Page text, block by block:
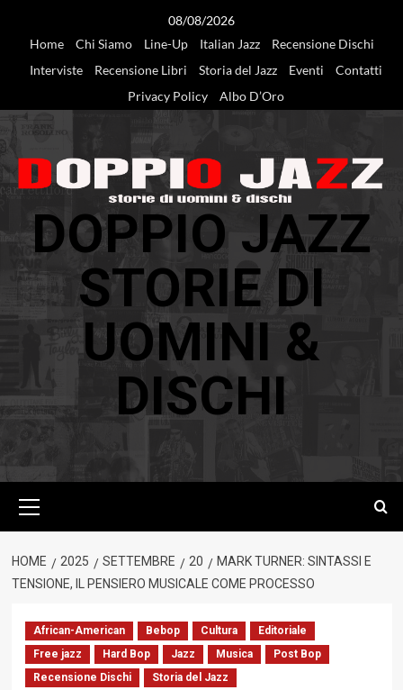
08/08/2026
Home
Chi Siamo Line-Up Italian Jazz
Recensione Dischi
Interviste
Recensione Libri Storia del Jazz Eventi
Contatti
Privacy Policy
Albo D’Oro
DOPPIO JAZZ
STORIE DI
UOMINI &
DISCHI
principale
HOME 2025 SETTEMBRE 20
MARK TURNER: SINTASSI E
TENSIONE, IL PENSIERO MUSICALE COME PROCESSO
African-American Bebop Cultura
Editoriale
Free jazz
Hard Bop Jazz Musica
Post Bop
Recensione Dischi
Storia del Jazz